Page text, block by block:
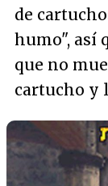
de
humo", así
que no
cartucho y